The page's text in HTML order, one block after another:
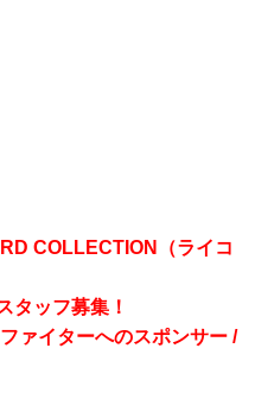
COLLECTION（ライコ
タッフ募集！
ァイターへのスポンサー /